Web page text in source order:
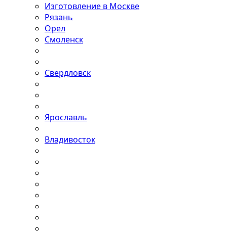
Изготовление в Москве
Рязань
Орел
Смоленск
Свердловск
Ярославль
Владивосток